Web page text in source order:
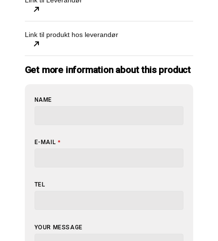
Link til produkt hos leverandør
Get more information about this product
NAME
E-MAIL *
TEL
EMAIL *
YOUR MESSAGE